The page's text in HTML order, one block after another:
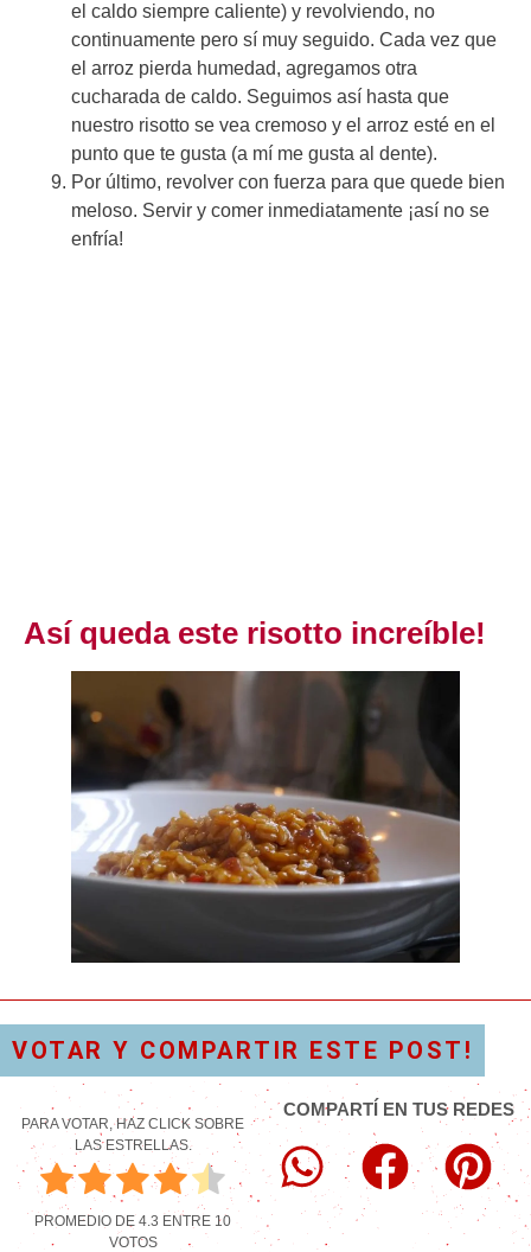
el caldo siempre caliente) y revolviendo, no
continuamente pero sí muy seguido. Cada vez que
el arroz pierda humedad, agregamos otra
cucharada de caldo. Seguimos así hasta que
nuestro risotto se vea cremoso y el arroz esté en el
punto que te gusta (a mí me gusta al dente).
Por último, revolver con fuerza para que quede bien
meloso. Servir y comer inmediatamente ¡así no se
enfría!
Así queda este risotto increíble!
VOTAR Y COMPARTIR ESTE POST!
PARA VOTAR, HAZ CLICK SOBRE
LAS ESTRELLAS.
PROMEDIO DE 4.3 ENTRE 10
VOTOS
COMPARTÍ EN TUS REDES